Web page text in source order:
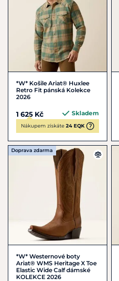
*W* Košile Ariat® Huxlee
Retro Fit pánská Kolekce
2026
1 625 Kč Skladem
Nákupem získáte 24 EQK
Doprava zdarma
*W* Westernové boty
Ariat® WMS Heritage X Toe
Elastic Wide Calf dámské
KOLEKCE 2026